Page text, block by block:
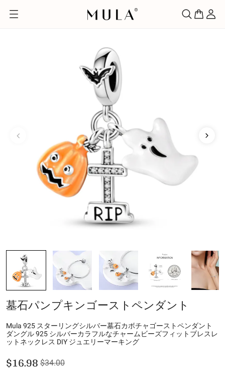
墓石パンプキンゴーストペンダント
Mula 925 スターリングシルバー墓石カボチャゴーストペンダント
ダングル 925 シルバーカラフルなチャームビーズフィットブレスレ
ットネックレス DIY ジュエリーマーキング
$16.98 $34.00